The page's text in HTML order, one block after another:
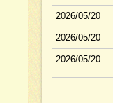
2026/05/20
2026/05/20
2026/05/20